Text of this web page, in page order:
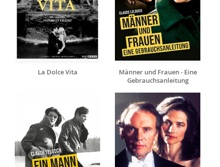
La Dolce Vita
Männer und Frauen - Eine
Gebrauchsanleitung